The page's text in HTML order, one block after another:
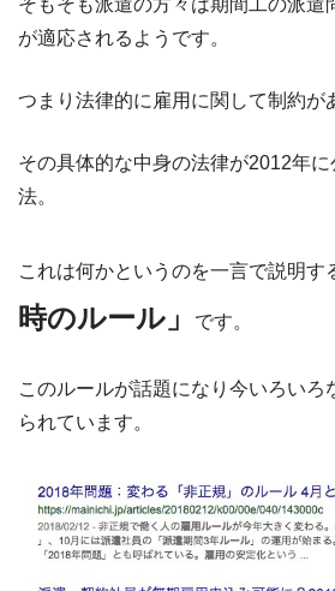
が適応されるようです。
つまり法律的に雇用に関して制約が
その具体的な中身の法律が2012年
法。
これは何かというのを一言で説明す
時のルール」
です。
このルールが話題になり今いろいろ
られています。